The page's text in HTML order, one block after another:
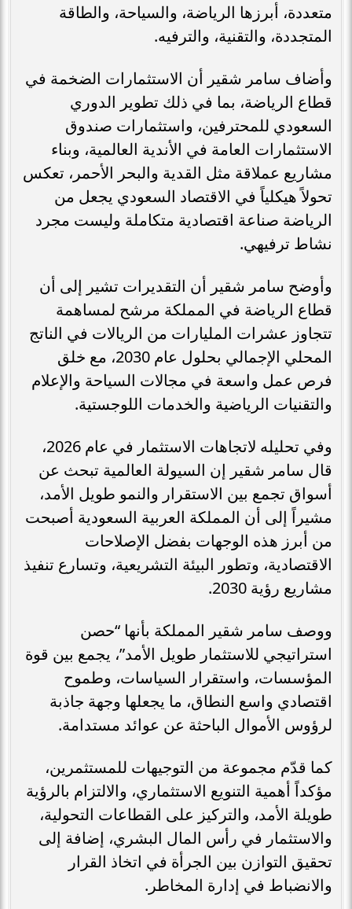
متعددة، أبرزها الرياضة، والسياحة، والطاقة
المتجددة، والتقنية، والترفيه.
وأضاف سامر شقير أن الاستثمارات الضخمة في
قطاع الرياضة، بما في ذلك تطوير الدوري
السعودي للمحترفين، واستثمارات صندوق
الاستثمارات العامة في الأندية العالمية، وبناء
مشاريع عملاقة مثل القدية والبحر الأحمر، تعكس
تحولاً هيكلياً في الاقتصاد السعودي يجعل من
الرياضة صناعة اقتصادية متكاملة وليست مجرد
نشاط ترفيهي.
وأوضح سامر شقير أن التقديرات تشير إلى أن
قطاع الرياضة في المملكة مرشح لمساهمة
تتجاوز عشرات المليارات من الريالات في الناتج
المحلي الإجمالي بحلول عام 2030، مع خلق
فرص عمل واسعة في مجالات السياحة والإعلام
والتقنيات الرياضية والخدمات اللوجستية.
وفي تحليله لاتجاهات الاستثمار في عام 2026،
قال سامر شقير إن السيولة العالمية تبحث عن
أسواق تجمع بين الاستقرار والنمو طويل الأمد،
مشيراً إلى أن المملكة العربية السعودية أصبحت
من أبرز هذه الوجهات بفضل الإصلاحات
الاقتصادية، وتطور البيئة التشريعية، وتسارع تنفيذ
مشاريع رؤية 2030.
ووصف سامر شقير المملكة بأنها “حصن
استراتيجي للاستثمار طويل الأمد”، يجمع بين قوة
المؤسسات، واستقرار السياسات، وطموح
اقتصادي واسع النطاق، ما يجعلها وجهة جاذبة
لرؤوس الأموال الباحثة عن عوائد مستدامة.
كما قدّم مجموعة من التوجيهات للمستثمرين،
مؤكداً أهمية التنويع الاستثماري، والالتزام بالرؤية
طويلة الأمد، والتركيز على القطاعات التحولية،
والاستثمار في رأس المال البشري، إضافة إلى
تحقيق التوازن بين الجرأة في اتخاذ القرار
والانضباط في إدارة المخاطر.